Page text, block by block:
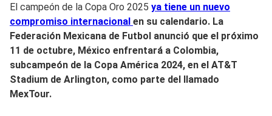
El campeón de la Copa Oro 2025 ya tiene un nuevo
compromiso internacional en su calendario. La
Federación Mexicana de Futbol anunció que el próximo
11 de octubre, México enfrentará a Colombia,
subcampeón de la Copa América 2024, en el AT&T
Stadium de Arlington, como parte del llamado
MexTour.